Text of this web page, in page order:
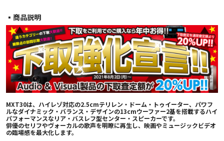
▪︎商品説明
MXT30は、ハイレゾ対応の2.5cmテリレン・ドーム・トゥイーター、パワフ
ルなダイナミック・バランス・デザインの13cmウーファー2基を搭載するハイ
パフォーマンスなリア・バスレフ型センター・スピーカーです。
俳優のセリフやヴォーカルの歌声を明瞭に再生し、映画やミュージックビデオ
の臨場感を最大化します。